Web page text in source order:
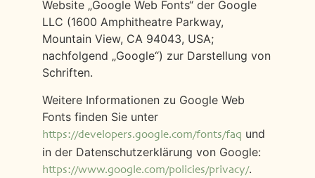
Website „Google Web Fonts“ der Google
LLC (1600 Amphitheatre Parkway,
Mountain View, CA 94043, USA;
nachfolgend „Google“) zur Darstellung von
Schriften.
Weitere Informationen zu Google Web
Fonts finden Sie unter
https://developers.google.com/fonts/faq und
in der Datenschutzerklärung von Google:
https://www.google.com/policies/privacy/.